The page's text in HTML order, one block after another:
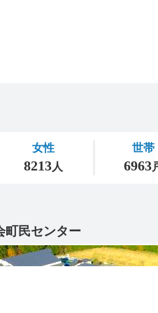
町民センター